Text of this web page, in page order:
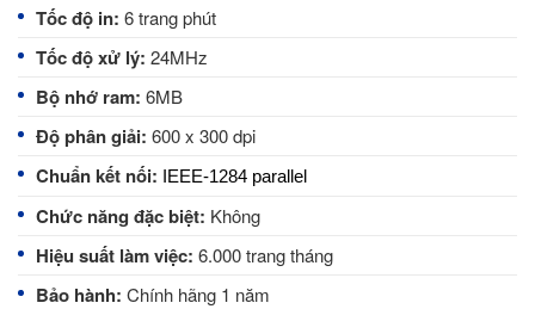
Tốc độ in: 6 trang phút
Tốc độ xử lý: 24MHz
Bộ nhớ ram: 6MB
Độ phân giải: 600 x 300 dpi
Chuẩn kết nối: IEEE-1284 parallel
Chức năng đặc biệt: Không
Hiệu suất làm việc: 6.000 trang tháng
Bảo hành: Chính hãng 1 năm